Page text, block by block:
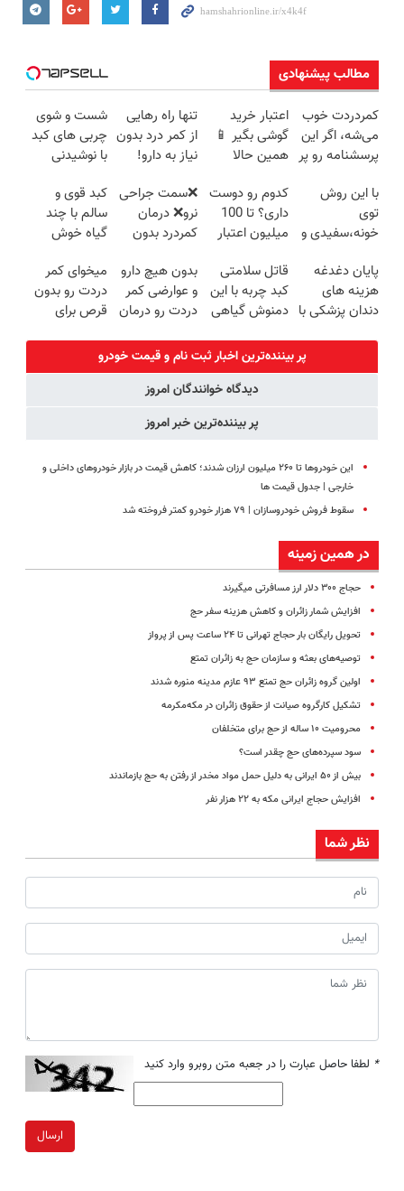
مطالب پیشنهادی
کمردردت خوب
می‌شه، اگر این
پرسشنامه رو پر
اعتبار خرید
گوشی بگیر 📱
همین حالا
اعتبار بده 🎯
تنها راه رهایی
از کمر درد بدون
نیاز به دارو!
شست و شوی
چربی های کبد
با نوشیدنی
با این روش
توی
خونه،سفیدی و
برگردون
(40%off)
کدوم رو دوست
داری؟ تا 100
میلیون اعتبار
بخر ✅
❌سمت جراحی
نرو❌ درمان
کمردرد بدون
کبد قوی و
سالم با چند
گیاه خوش
پایان دغدغه
هزینه های
دندان پزشکی با
قاتل سلامتی
کبد چربه با این
دمنوش گیاهی
بدون هیچ دارو
و عوارضی کمر
دردت رو درمان
(پرسش‌نامه)
میخوای کمر
دردت رو بدون
قرص برای
کنی؟
(◂پرسش‌نامه
پر بیننده‌ترین اخبار ثبت نام و قیمت خودرو
دیدگاه خوانندگان امروز
پر بیننده‌ترین خبر امروز
این خودروها تا ۲۶۰ میلیون ارزان شدند؛ کاهش قیمت در بازار خودروهای داخلی و
خارجی | جدول قیمت ها
سقوط فروش خودروسازان | ۷۹ هزار خودرو کمتر فروخته شد
در همین زمینه
حجاج ۳۰۰ دلار ارز مسافرتی میگیرند
افزایش شمار زائران و کاهش هزینه سفر حج
تحویل رایگان بار حجاج تهرانی تا ۲۴ ساعت پس از پرواز
توصیه‌های بعثه و سازمان حج به زائران تمتع
اولین گروه زائران حج تمتع ۹۳ عازم مدینه منوره شدند
تشکیل کارگروه صیانت از حقوق زائران در مکه‌مکرمه
محرومیت ۱۰ ساله از حج برای متخلفان
سود سپرده‌های حج چقدر است؟
بیش از ۵۰ ایرانی‌ به دلیل حمل مواد مخدر از رفتن به حج بازماندند
افزایش حجاج ایرانی مکه به ۲۲ هزار نفر
نظر شما
* لطفا حاصل عبارت را در جعبه متن روبرو وارد کنید
ارسال